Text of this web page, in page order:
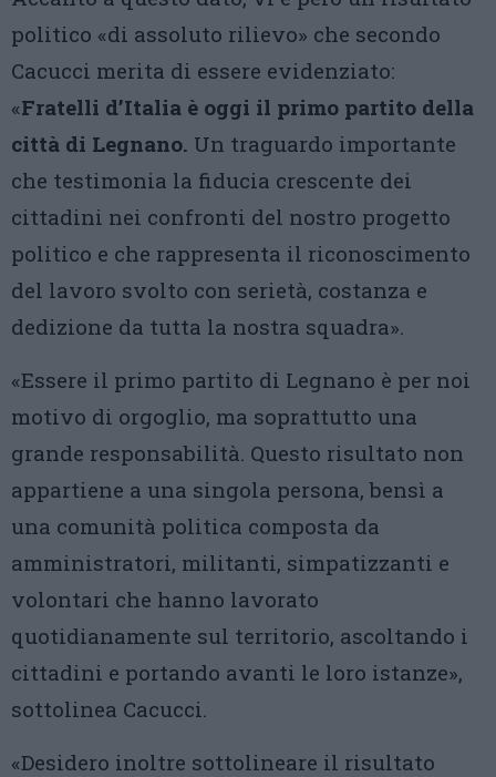
politico «di assoluto rilievo» che secondo
Cacucci merita di essere evidenziato:
«Fratelli d’Italia è oggi il primo partito della
città di Legnano. Un traguardo importante
che testimonia la fiducia crescente dei
cittadini nei confronti del nostro progetto
politico e che rappresenta il riconoscimento
del lavoro svolto con serietà, costanza e
dedizione da tutta la nostra squadra».
«Essere il primo partito di Legnano è per noi
motivo di orgoglio, ma soprattutto una
grande responsabilità. Questo risultato non
appartiene a una singola persona, bensì a
una comunità politica composta da
amministratori, militanti, simpatizzanti e
volontari che hanno lavorato
quotidianamente sul territorio, ascoltando i
cittadini e portando avanti le loro istanze»,
sottolinea Cacucci.
«Desidero inoltre sottolineare il risultato